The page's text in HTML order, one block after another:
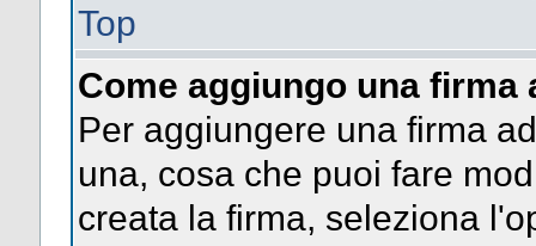
Top
Come aggiungo una firma
Per aggiungere una firma
una, cosa che puoi fare
creata la firma, seleziona